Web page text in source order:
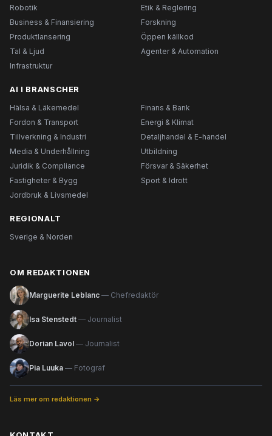
Robotik
Etik & Reglering
Business & Finansiering
Forskning
Produktlansering
Öppen källkod
Tal & Ljud
Agenter & Automation
Infrastruktur
AI I BRANSCHER
Hälsa & Läkemedel
Finans & Bank
Fordon & Transport
Energi & Klimat
Tillverkning & Industri
Detaljhandel & E-handel
Media & Underhållning
Utbildning
Juridik & Compliance
Försvar & Säkerhet
Fastigheter & Bygg
Sport & Idrott
Jordbruk & Livsmedel
REGIONALT
Sverige & Norden
OM REDAKTIONEN
Marguerite Leblanc — Chefredaktör
Isa Stenstedt — Journalist
Dorian Lavol — Journalist
Pia Luuka — Fotograf
Läs mer om redaktionen →